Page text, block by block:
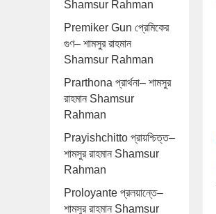
Shamsur Rahman
Premiker Gun প্রেমিকের
গুণ– শামসুর রাহমান
Shamsur Rahman
Prarthona প্রার্থনা– শামসুর
রাহমান Shamsur
Rahman
Prayishchitto প্রায়শ্চিত্ত–
শামসুর রাহমান Shamsur
Rahman
Proloyante প্রলয়ান্তে–
শামসুর রাহমান Shamsur